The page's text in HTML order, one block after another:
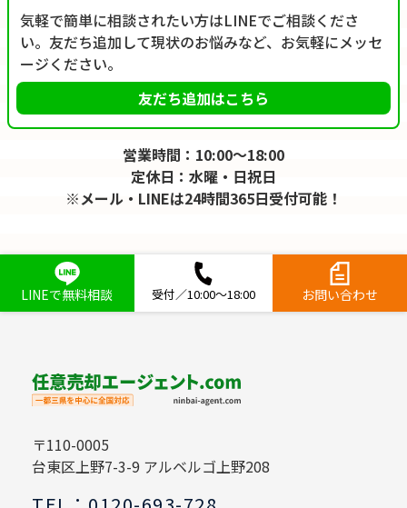
気軽で簡単に相談されたい方はLINEでご相談くださ
い。友だち追加して現状のお悩みなど、お気軽にメッセ
ージください。
友だち追加はこちら
営業時間：10:00～18:00
定休日：水曜・日祝日
※メール・LINEは24時間365日受付可能！
LINEで無料相談 受付／10:00～18:00 お問い合わせ
〒110-0005
台東区上野7-3-9 アルベルゴ上野208